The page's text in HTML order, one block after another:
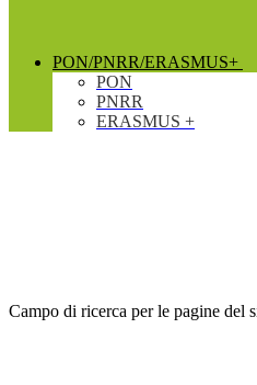
PON/PNRR/ERASMUS+
PON
PNRR
ERASMUS +
Campo di ricerca per le pagine del